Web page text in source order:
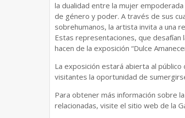
la dualidad entre la mujer
de género y poder. A través de sus
sobrehumanos, la artista invita a una
Estas representaciones, que
hacen de la exposición “Dulce
La exposición estará abierta al
visitantes la oportunidad de
Para obtener más información sobre
relacionadas, visite el sitio web de la